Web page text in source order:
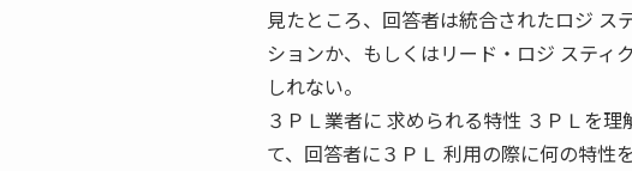
見たところ、回答者は統合されたロジ ス
ションか、もしくはリード・ロジ スティ
しれない。
３ＰＬ業者に 求められる特性 ３ＰＬを
て、回答者に３ＰＬ 利用の際に何の特性